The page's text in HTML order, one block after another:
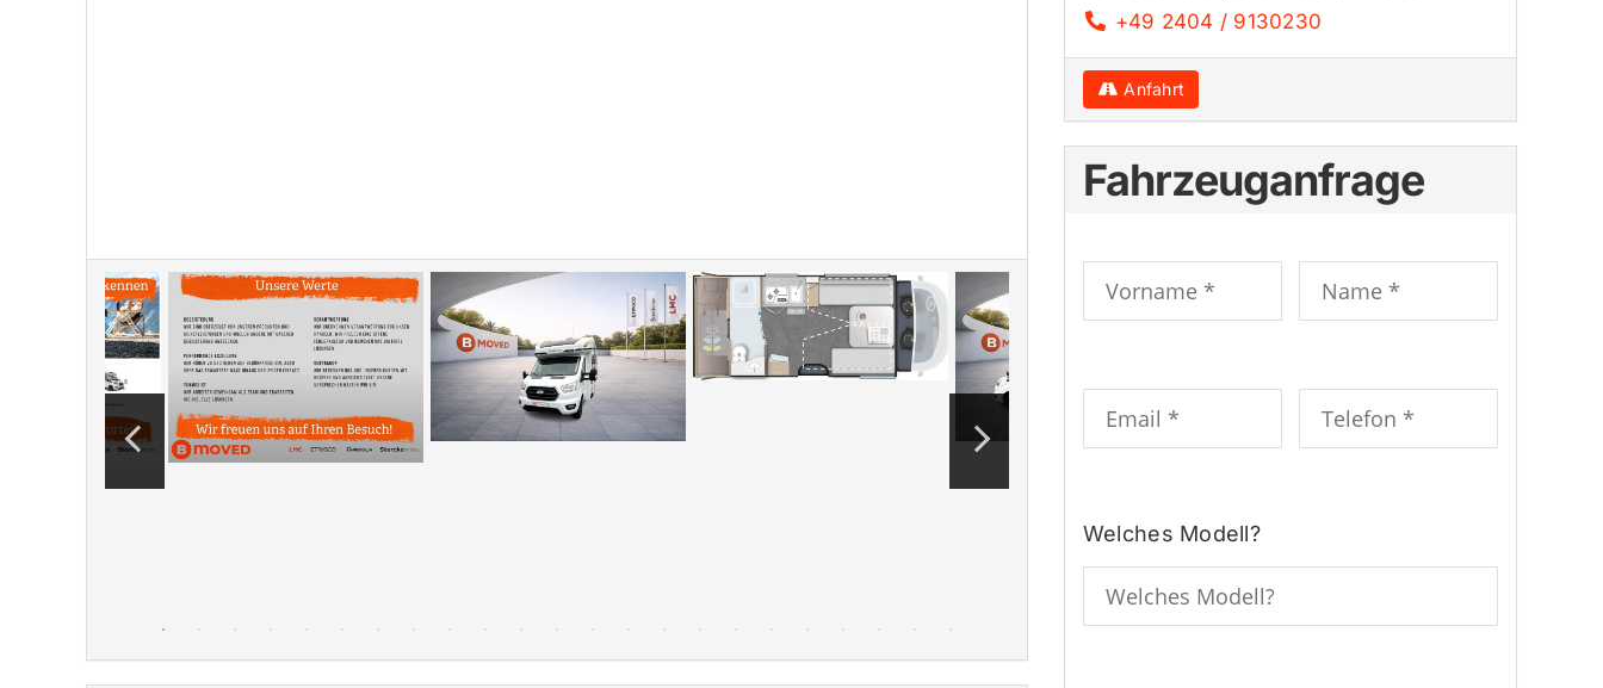
+49 2404 / 9130230
Anfahrt
Fahrzeuganfrage
Welches Modell?